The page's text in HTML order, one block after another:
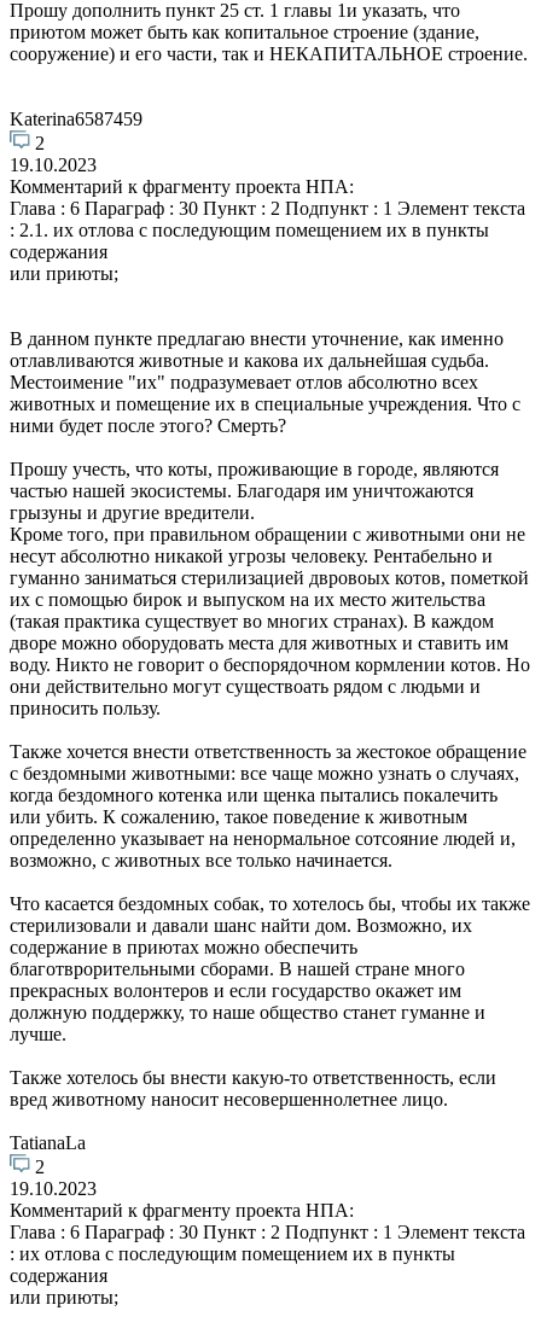
Прошу дополнить пункт 25 ст. 1 главы 1и указать, что
приютом может быть как копитальное строение (здание,
сооружение) и его части, так и НЕКАПИТАЛЬНОЕ строение.
Katerina6587459
2
19.10.2023
Комментарий к фрагменту проекта НПА:
Глава : 6 Параграф : 30 Пункт : 2 Подпункт : 1 Элемент текста
: 2.1. их отлова с последующим помещением их в пункты
содержания
или приюты;
В данном пункте предлагаю внести уточнение, как именно
отлавливаются животные и какова их дальнейшая судьба.
Местоимение "их" подразумевает отлов абсолютно всех
животных и помещение их в специальные учреждения. Что с
ними будет после этого? Смерть?
Прошу учесть, что коты, проживающие в городе, являются
частью нашей экосистемы. Благодаря им уничтожаются
грызуны и другие вредители.
Кроме того, при правильном обращении с животными они не
несут абсолютно никакой угрозы человеку. Рентабельно и
гуманно заниматься стерилизацией двровоых котов, пометкой
их с помощью бирок и выпуском на их место жительства
(такая практика существует во многих странах). В каждом
дворе можно оборудовать места для животных и ставить им
воду. Никто не говорит о беспорядочном кормлении котов. Но
они действительно могут существоать рядом с людьми и
приносить пользу.
Также хочется внести ответственность за жестокое обращение
с бездомными животными: все чаще можно узнать о случаях,
когда бездомного котенка или щенка пытались покалечить
или убить. К сожалению, такое поведение к животным
определенно указывает на ненормальное сотсояние людей и,
возможно, с животных все только начинается.
Что касается бездомных собак, то хотелось бы, чтобы их также
стерилизовали и давали шанс найти дом. Возможно, их
содержание в приютах можно обеспечить
благотврорительными сборами. В нашей стране много
прекрасных волонтеров и если государство окажет им
должную поддержку, то наше общество станет гуманне и
лучше.
Также хотелось бы внести какую-то ответственность, если
вред животному наносит несовершеннолетнее лицо.
TatianaLa
2
19.10.2023
Комментарий к фрагменту проекта НПА:
Глава : 6 Параграф : 30 Пункт : 2 Подпункт : 1 Элемент текста
: их отлова с последующим помещением их в пункты
содержания
или приюты;